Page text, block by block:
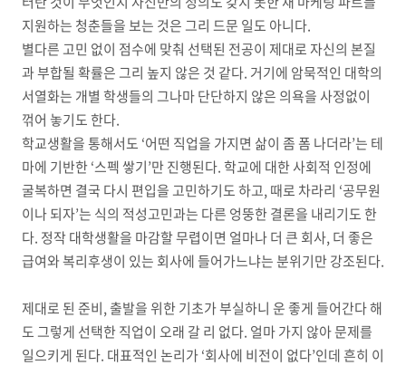
지원하는 청춘들을 보는 것은 그리 드문 일도 아니다.
별다른 고민 없이 점수에 맞춰 선택된 전공이 제대로 자신의 본질
과 부합될 확률은 그리 높지 않은 것 같다. 거기에 암묵적인 대학의
서열화는 개별 학생들의 그나마 단단하지 않은 의욕을 사정없이
꺾어 놓기도 한다.
학교생활을 통해서도 ‘어떤 직업을 가지면 삶이 좀 폼 나더라’는 테
마에 기반한‘스펙 쌓기’만 진행된다.학교에 대한 사회적 인정에
굴복하면 결국 다시 편입을 고민하기도 하고, 때로 차라리 ‘공무원
이나 되자’는 식의 적성고민과는 다른 엉뚱한 결론을 내리기도 한
다. 정작 대학생활을 마감할 무렵이면 얼마나 더 큰 회사, 더 좋은
급여와 복리후생이 있는 회사에 들어가느냐는 분위기만 강조된다.
제대로 된 준비,출발을 위한 기초가 부실하니 운 좋게 들어간다 해
도 그렇게 선택한 직업이 오래 갈 리 없다. 얼마 가지 않아 문제를
일으키게 된다. 대표적인 논리가‘회사에 비전이 없다’인데 흔히 이